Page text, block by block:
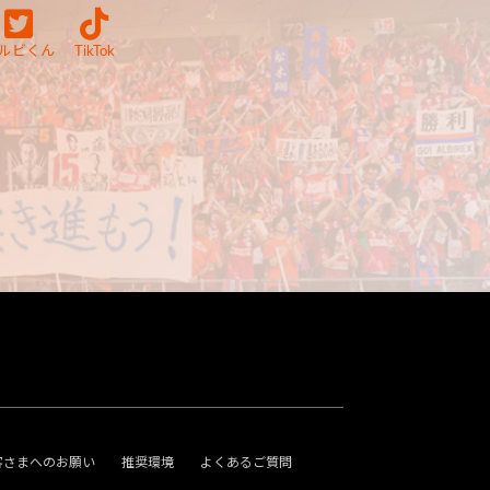
ビくん TikTok
さまへのお願い 推奨環境 よくあるご質問